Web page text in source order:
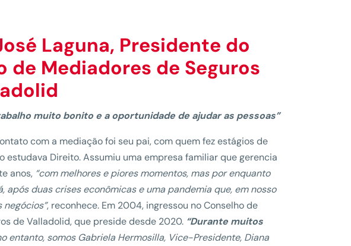
Laguna, Presidente do
de Mediadores de Seguros
muito bonito e a oportunidade de ajudar as pessoas”
com a mediação foi seu pai, com quem fez estágios de
estudava Direito. Assumiu uma empresa familiar que gerencia
anos, “com melhores e piores momentos, mas por enquanto
após duas crises econômicas e uma pandemia que, em nosso
negócios”, reconhece. Em 2004, ingressou no Conselho de
de Valladolid, que preside desde 2020. “Durante muitos
entanto, somos Gabriela Hermosilla, Vice-Presidente, Diana